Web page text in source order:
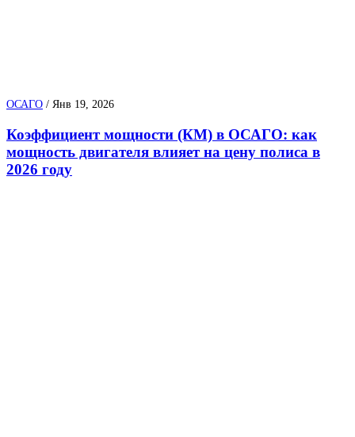
ОСАГО / Янв 19, 2026
Коэффициент мощности (КМ) в ОСАГО: как
мощность двигателя влияет на цену полиса в
2026 году